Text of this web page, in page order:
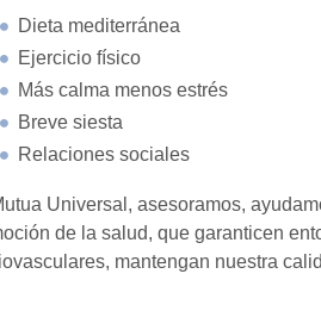
Dieta mediterránea
Ejercicio físico
Más calma menos estrés
Breve siesta
Relaciones sociales
Universal, asesoramos,
de la salud, que garanticen
mantengan nuestra